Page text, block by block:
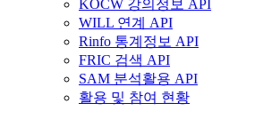
KOCW 강의정보 API
WILL 연계 API
Rinfo 통계정보 API
FRIC 검색 API
SAM 분석활용 API
활용 및 참여 현황